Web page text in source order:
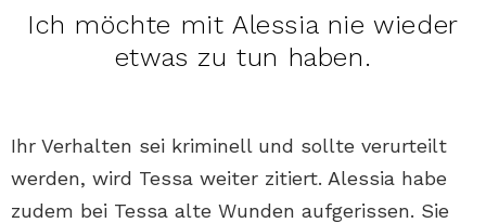
Ich möchte mit Alessia nie wieder
etwas zu tun haben.
Ihr Verhalten sei kriminell und sollte verurteilt
werden, wird Tessa weiter zitiert. Alessia habe
zudem bei Tessa alte Wunden aufgerissen. Sie